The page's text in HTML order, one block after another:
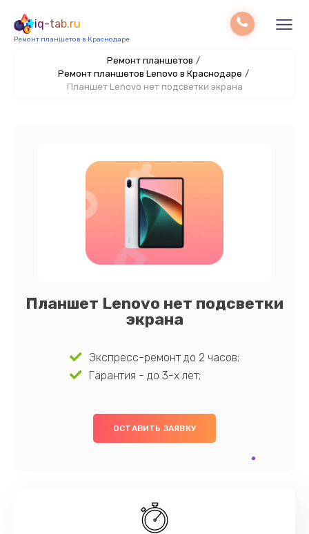
iq-tab.ru
Ремонт планшетов в Краснодаре
Ремонт планшетов /
Ремонт планшетов Lenovo в Краснодаре /
Планшет Lenovo нет подсветки экрана
Планшет Lenovo нет подсветки
экрана
Экспресс-ремонт до 2 часов;
Гарантия - до 3-х лет;
ОСТАВИТЬ ЗАЯВКУ